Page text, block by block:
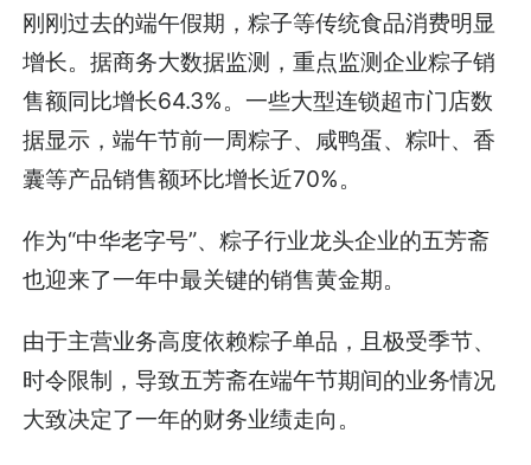
刚刚过去的端午假期，粽子等传统食品消费明显
增长。据商务大数据监测，重点监测企业粽子销
售额同比增长64.3%。一些大型连锁超市门店数
据显示，端午节前一周粽子、咸鸭蛋、粽叶、香
囊等产品销售额环比增长近70%。
作为“中华老字号”、粽子行业龙头企业的五芳斋
也迎来了一年中最关键的销售黄金期。
由于主营业务高度依赖粽子单品，且极受季节、
时令限制，导致五芳斋在端午节期间的业务情况
大致决定了一年的财务业绩走向。